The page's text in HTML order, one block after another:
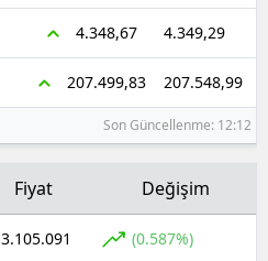
Sinop
Sivas
Tekirdağ
Tokat
Trabzon
Tunceli
4.348,67 4.349,29
207.499,83 207.548,99
Son Güncellenme: 12:12
Fiyat Değişim
3.105.091 (0.587%)